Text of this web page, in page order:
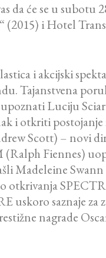
da će se u
(2015) i Hotel
i akcijski
Tajanstvena
Luciju
i otkriti
Scott) – novi
(Ralph Fiennes)
Madeleine
otkrivanja
uskoro saznaje za
nagrade